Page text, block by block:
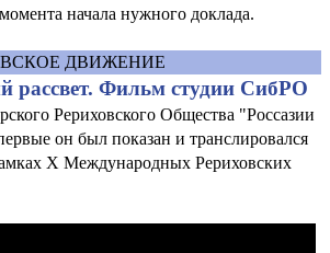
начала нужного доклада.
ДВИЖЕНИЕ
рассвет. Фильм студии СибРО
Рериховского Общества "Россазии
он был показан и транслировался
X Международных Рериховских